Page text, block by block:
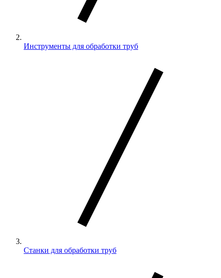
Инструменты для обработки труб
Станки для обработки труб